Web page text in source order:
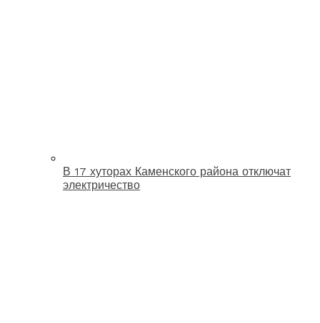
В 17 хуторах Каменского района отключат
электричество